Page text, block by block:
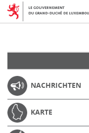
NACHRICHTEN
KARTE